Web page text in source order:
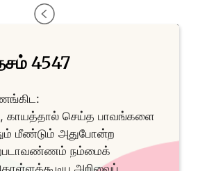
4547
காயத்தால் செய்த பாவங்களை
மீண்டும் அதுபோன்ற
நம்மைக்